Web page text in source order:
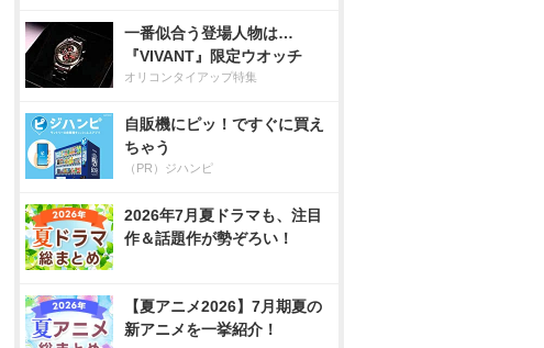
一番似合う登場人物は…
『VIVANT』限定ウオッチ
オリコンタイアップ特集
自販機にピッ！ですぐに買え
ちゃう
（PR）ジハンピ
2026年7月夏ドラマも、注目
作＆話題作が勢ぞろい！
【夏アニメ2026】7月期夏の
新アニメを一挙紹介！